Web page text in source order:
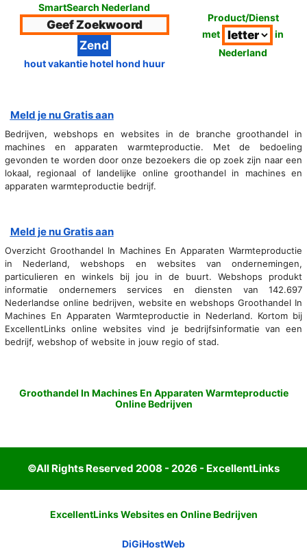
SmartSearch Nederland
hout vakantie hotel hond huur
Product/Dienst
met
in
Nederland
Meld je nu Gratis aan
Bedrijven, webshops en websites in de branche groothandel in
machines en apparaten warmteproductie. Met de bedoeling
gevonden te worden door onze bezoekers die op zoek zijn naar een
lokaal, regionaal of landelijke online groothandel in machines en
apparaten warmteproductie bedrijf.
Meld je nu Gratis aan
Overzicht Groothandel In Machines En Apparaten Warmteproductie
in Nederland, webshops en websites van ondernemingen,
particulieren en winkels bij jou in de buurt. Webshops produkt
informatie ondernemers services en diensten van 142.697
Nederlandse online bedrijven, website en webshops Groothandel In
Machines En Apparaten Warmteproductie in Nederland. Kortom bij
ExcellentLinks online websites vind je bedrijfsinformatie van een
bedrijf, webshop of website in jouw regio of stad.
Groothandel In Machines En Apparaten Warmteproductie
Online Bedrijven
©All Rights Reserved 2008 - 2026 - ExcellentLinks
ExcellentLinks Websites en Online Bedrijven
DiGiHostWeb